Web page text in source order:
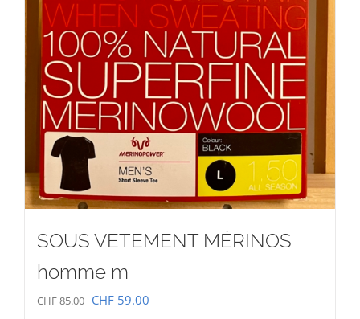
SOUS VETEMENT MÉRINOS
homme m
CHF85.00 Le
CHF 59.00